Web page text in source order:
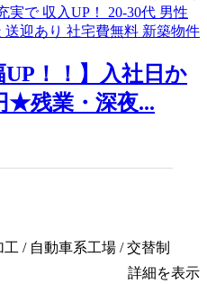
UP！！】入社日か
★残業・深夜...
/ 自動車系工場 / 交替制
詳細を表示